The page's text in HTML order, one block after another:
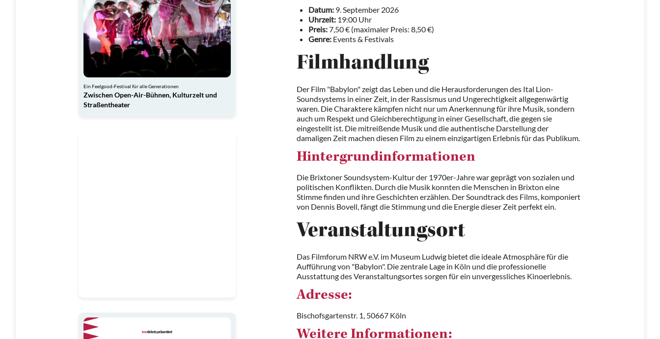
Ein Feelgood-Festival für alle Generationen
Zwischen Open-Air-Bühnen, Kulturzelt und
Straßentheater
Datum: 9. September 2026
Uhrzeit: 19:00 Uhr
Preis:7,50 € (maximaler Preis: 8,50 €)
Genre: Events & Festivals
Filmhandlung
Der Film "Babylon" zeigt das Leben und die Herausforderungen des Ital Lion-
Soundsystems in einer Zeit, in der Rassismus und Ungerechtigkeit allgegenwärtig
waren. Die Charaktere kämpfen nicht nur um Anerkennung für ihre Musik, sondern
auch um Respekt und Gleichberechtigung in einer Gesellschaft, die gegen sie
eingestellt ist. Die mitreißende Musik und die authentische Darstellung der
damaligen Zeit machen diesen Film zu einem einzigartigen Erlebnis für das Publikum.
Hintergrundinformationen
Die Brixtoner Soundsystem-Kultur der 1970er-Jahre war geprägt von sozialen und
politischen Konflikten. Durch die Musik konnten die Menschen in Brixton eine
Stimme finden und ihre Geschichten erzählen. Der Soundtrack des Films, komponiert
von Dennis Bovell, fängt die Stimmung und die Energie dieser Zeit perfekt ein.
Veranstaltungsort
Das Filmforum NRW e.V. im Museum Ludwig bietet die ideale Atmosphäre für die
Aufführung von "Babylon". Die zentrale Lage in Köln und die professionelle
Ausstattung des Veranstaltungsortes sorgen für ein unvergessliches Kinoerlebnis.
Adresse:
Bischofsgartenstr. 1, 50667 Köln
Weitere Informationen: